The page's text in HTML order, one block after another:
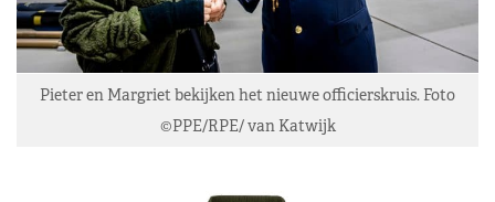
Pieter en Margriet bekijken het nieuwe officierskruis. Foto
©PPE/RPE/ van Katwijk